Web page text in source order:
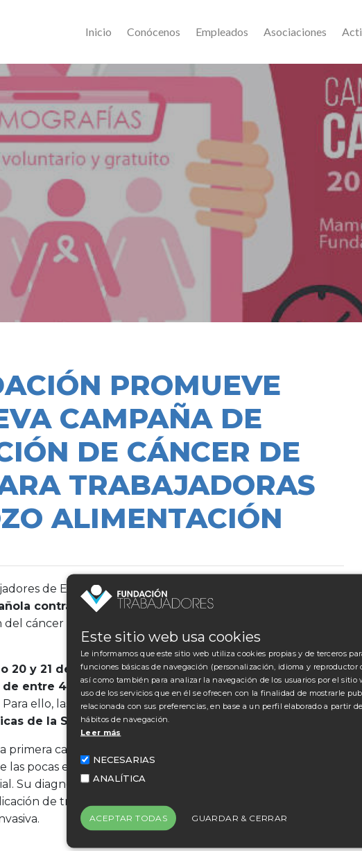
Inicio Conócenos Empleados Asociaciones
PROMUEVE
CAMPAÑA DE
DE CÁNCER DE
TRABAJADORAS
ALIMENTACIÓN
de ELPOZO ALIMENTACIÓN ha firmado un acuerdo
contra el Cáncerpara el desarrollo, cada dos años, de
cáncer de mama entre las trabajadoras, socias de la
20 y 21 de junio, se realizarán mamografías en la empresa a
de entre 40 y 49 años(inclusives). Es unservicio
Para ello, las interesadas pueden solicitar ya cita en
de la Sede Social(Tel.19060) o del CPC (Tel. 19076).
primera causa de mortalidad femenina y los expertos
las pocas enfermedades cancerosas que se pueden
Su diagnóstico precoz aumenta las posibilidades de
de tratamientos menos agresivos y favorece una
Este sitio web usa cookies
Le informamos que este sitio web utiliza cookies propias y de terceros
funciones básicas de navegación (personalización, idioma y reproductor
así como también para analizar la navegación de los usuarios por el sitio
uso de los servicios que en él se ofrecen con la finalidad de mostrarle
relacionada con sus preferencias, en base a un perfil elaborado a partir
hábitos de navegación.
Leer más
NECESARIAS
ANALÍTICA
ACEPTAR TODAS GUARDAR & CERRAR